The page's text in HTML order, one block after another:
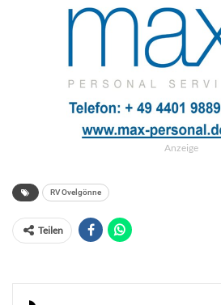
Anzeige
RV Ovelgönne
Teilen